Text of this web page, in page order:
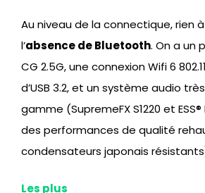
Au niveau de la connectique, rien
l’absence de Bluetooth. On a un
CG 2.5G, une connexion Wifi 6
d’USB 3.2, et un système audio
gamme (SupremeFX S1220 et ESS®
des performances de qualité
condensateurs japonais
Les plus